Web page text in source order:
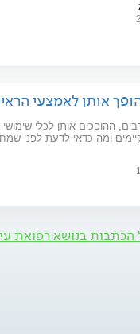
אותן לאמצעי
ההופכים אותן לכלי שימושי
ומה כדאי לדעת לפני
הכתבות בנושא רפואת